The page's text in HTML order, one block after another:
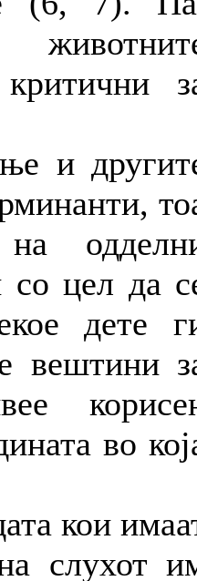
и
со цел да
дете
вештини
во
кои
слухот